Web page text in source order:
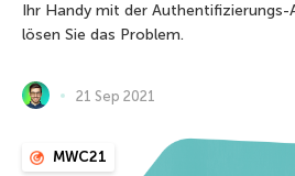
Ihr Handy mit der Authentifizierungs-
lösen Sie das Problem.
21 Sep 2021
MWC21